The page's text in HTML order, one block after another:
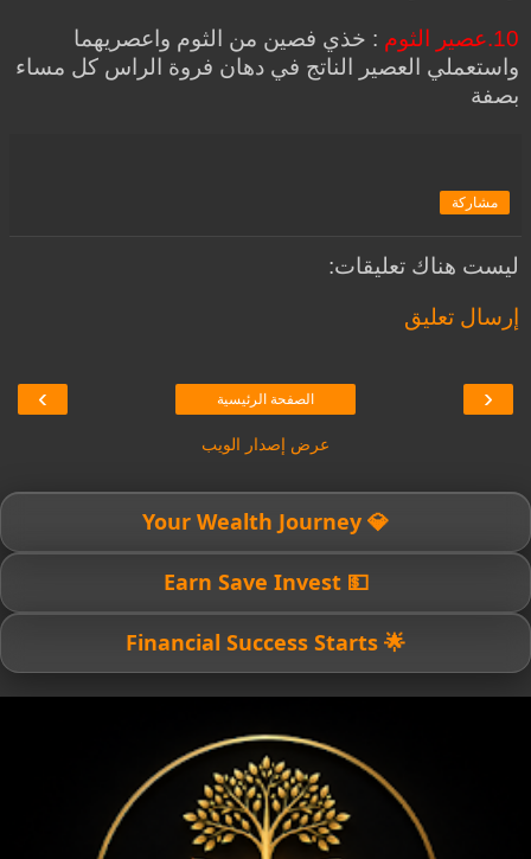
10.عصير الثوم
: خذي فصين من الثوم واعصريهما
واستعملي العصير الناتج في دهان فروة الراس كل مساء
بصفة
مشاركة
ليست هناك تعليقات:
إرسال تعليق
‹
› الصفحة الرئيسية
عرض إصدار الويب
💎 Your Wealth Journey
💵 Earn Save Invest
🌟 Financial Success Starts